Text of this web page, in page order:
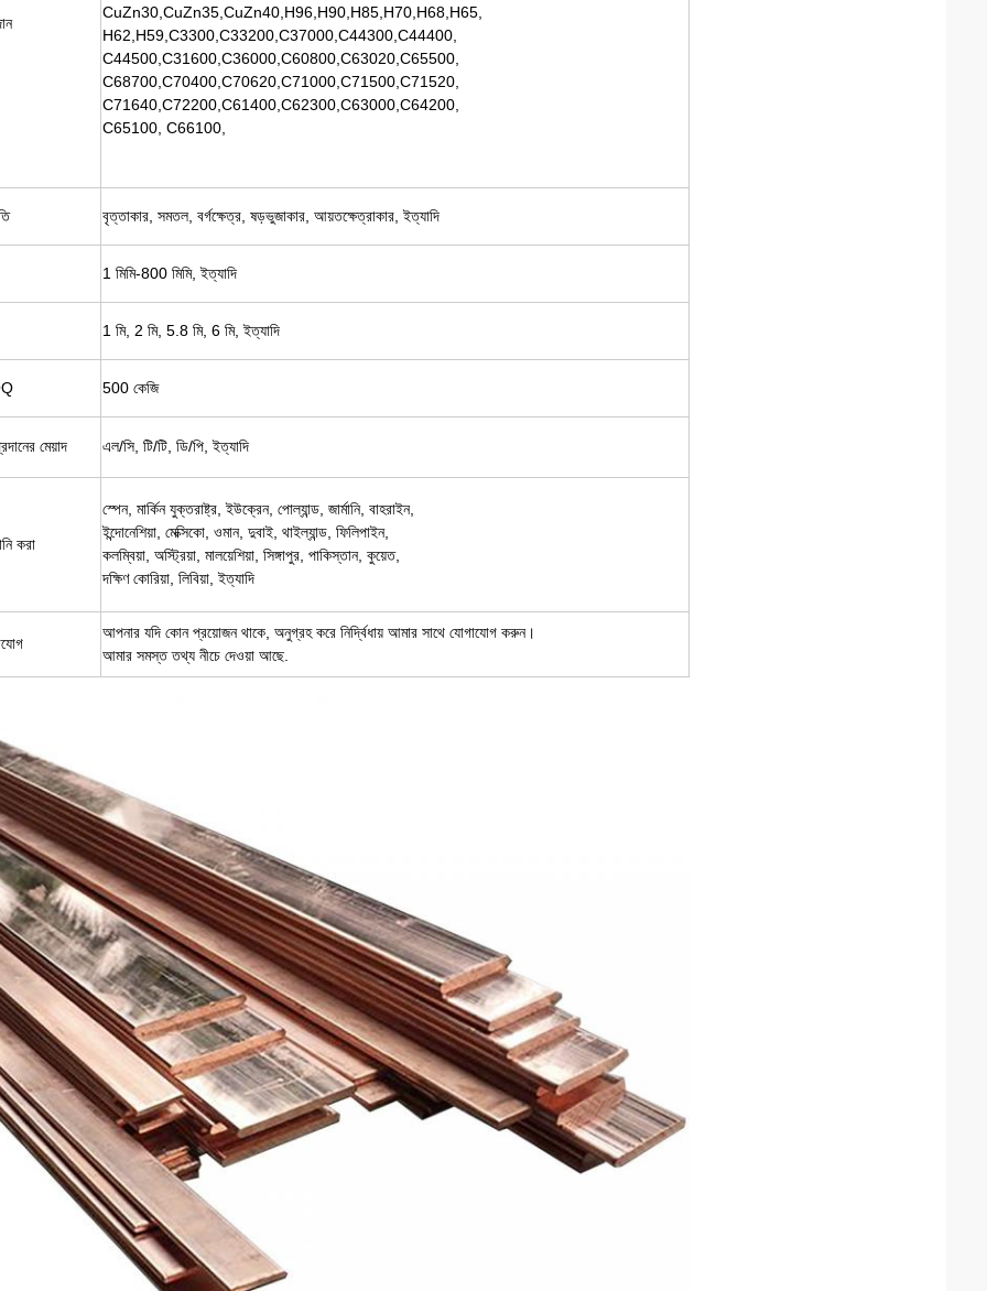
CuZn30,CuZn35,CuZn40,H96,H90,H85,H70,H68,H65,
H62,H59,C3300,C33200,C37000,C44300,C44400,
C44500,C31600,C36000,C60800,C63020,C65500,
C68700,C70400,C70620,C71000,C71500,C71520,
C71640,C72200,C61400,C62300,C63000,C64200,
C65100, C66100,
বৃত্তাকার, সমতল, বর্গক্ষেত্র, ষড়ভুজাকার, আয়তক্ষেত্রাকার, ইত্যাদি
1 মিমি-800 মিমি, ইত্যাদি
1 মি, 2 মি, 5.8 মি, 6 মি, ইত্যাদি
500 কেজি
মেয়াদ এল/সি, টি/টি, ডি/পি, ইত্যাদি
করা
স্পেন, মার্কিন যুক্তরাষ্ট্র, ইউক্রেন, পোল্যান্ড, জার্মানি, বাহরাইন,
ইন্দোনেশিয়া, মেক্সিকো, ওমান, দুবাই, থাইল্যান্ড, ফিলিপাইন,
কলম্বিয়া, অস্ট্রিয়া, মালয়েশিয়া, সিঙ্গাপুর, পাকিস্তান, কুয়েত,
দক্ষিণ কোরিয়া, লিবিয়া, ইত্যাদি
আপনার যদি কোন প্রয়োজন থাকে, অনুগ্রহ করে নির্দ্বিধায় আমার সাথে যোগাযোগ করুন।
আমার সমস্ত তথ্য নীচে দেওয়া আছে.